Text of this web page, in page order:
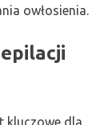
owłosienia.
kluczowe dla